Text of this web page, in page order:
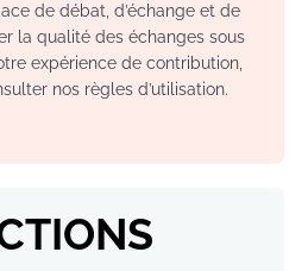
de débat, d’échange et de
la qualité des échanges sous
expérience de contribution,
nos règles d’utilisation.